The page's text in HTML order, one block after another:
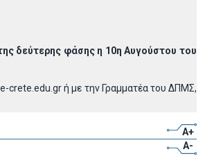
δεύτερης φάσης η 10η Αυγούστου του
crete.edu.gr ή με την Γραμματέα του ΔΠΜΣ,
A+
A-